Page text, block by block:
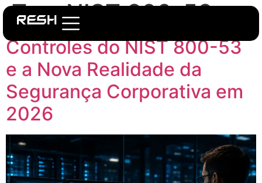
Tag:NIST 800-53
Controles do NIST 800-53
e a Nova Realidade da
Segurança Corporativa em
2026